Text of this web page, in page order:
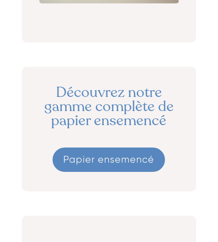
Découvrez notre
gamme complète de
papier ensemencé
Papier ensemencé